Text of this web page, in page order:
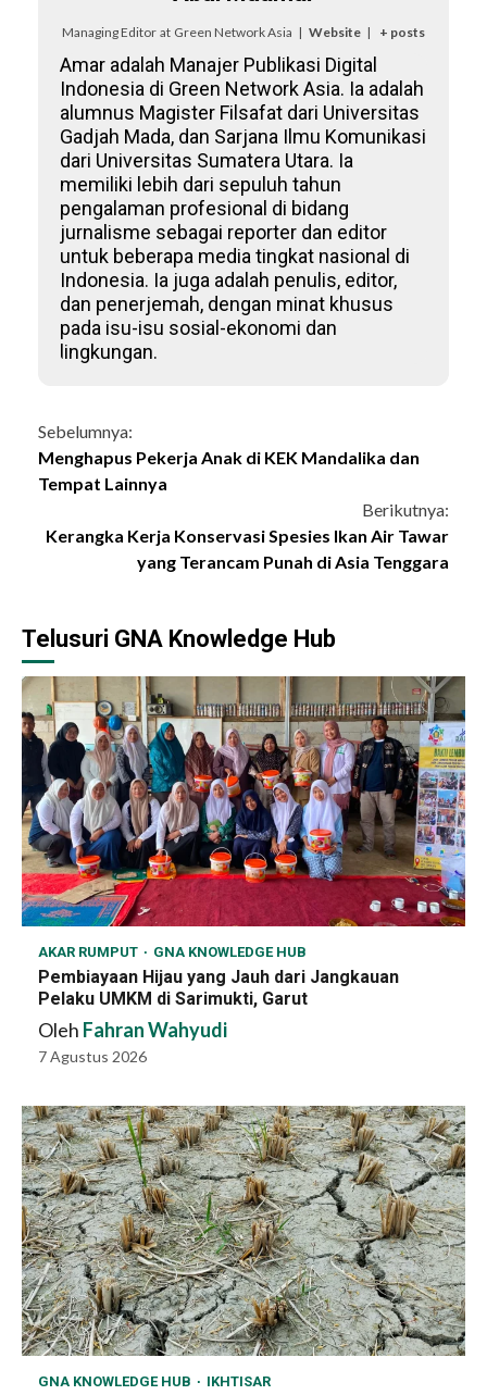
Managing Editor at Green Network Asia | Website | + posts
Amar adalah Manajer Publikasi Digital
Indonesia di Green Network Asia. Ia adalah
alumnus Magister Filsafat dari Universitas
Gadjah Mada, dan Sarjana Ilmu Komunikasi
dari Universitas Sumatera Utara. Ia
memiliki lebih dari sepuluh tahun
pengalaman profesional di bidang
jurnalisme sebagai reporter dan editor
untuk beberapa media tingkat nasional di
Indonesia. Ia juga adalah penulis, editor,
dan penerjemah, dengan minat khusus
pada isu-isu sosial-ekonomi dan
lingkungan.
Continue
Reading
Sebelumnya:
Menghapus Pekerja Anak di KEK Mandalika dan
Tempat Lainnya
Berikutnya:
Kerangka Kerja Konservasi Spesies Ikan Air Tawar
yang Terancam Punah di Asia Tenggara
Telusuri GNA Knowledge Hub
AKAR RUMPUT GNA KNOWLEDGE HUB
Pembiayaan Hijau yang Jauh dari Jangkauan
Pelaku UMKM di Sarimukti, Garut
Oleh Fahran Wahyudi
7 Agustus 2026
GNA KNOWLEDGE HUB IKHTISAR